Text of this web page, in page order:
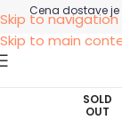
Skip to navigation
Skip to main
Cena dostave je
SOLD
OUT